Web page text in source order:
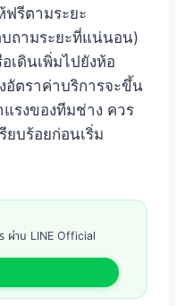
ฟรีตามระยะ
ถามระยะที่แน่นอน)
เดินเพิ่มไปยังห้อ
อัตราค่าบริการจะขึ้น
รงของทีมช่าง ควร
ยบร้อยก่อนเริ่ม
ผ่าน LINE Official